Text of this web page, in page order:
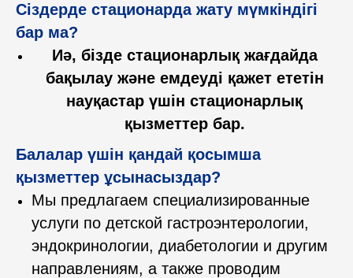
Сіздерде стационарда жату мүмкіндігі
бар ма?
Иә, бізде стационарлық жағдайда
бақылау және емдеуді қажет ететін
науқастар үшін стационарлық
қызметтер бар.
Балалар үшін қандай қосымша
қызметтер ұсынасыздар?
Мы предлагаем специализированные
услуги по детской гастроэнтерологии,
эндокринологии, диабетологии и другим
направлениям, а также проводим
Записаться
+7 705 926 2300
Посмотреть на карте
Республика Казахстан, город
Алматы, ул. Богенбай Батыра
гепатологии и метаболизма»